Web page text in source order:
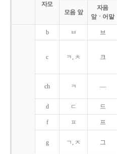
자모
모음 앞
자음
앞ㆍ어말
b ㅂ 브
c ㅋ, ㅊ 크
ch ㅋ ―
d ㄷ 드
f ㅍ 프
g ㄱ, ㅈ 그